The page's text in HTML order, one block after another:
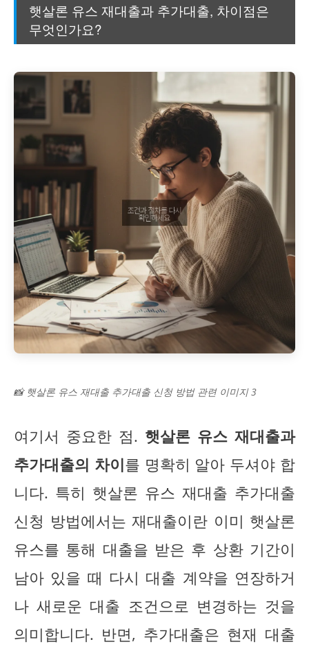
햇살론 유스 재대출과 추가대출, 차이점은
무엇인가요?
📸 햇살론 유스 재대출 추가대출 신청 방법 관련 이미지 3
여기서 중요한 점. 햇살론 유스 재대출과
추가대출의 차이를 명확히 알아 두셔야 합
니다. 특히 햇살론 유스 재대출 추가대출
신청 방법에서는 재대출이란 이미 햇살론
유스를 통해 대출을 받은 후 상환 기간이
남아 있을 때 다시 대출 계약을 연장하거
나 새로운 대출 조건으로 변경하는 것을
의미합니다. 반면, 추가대출은 현재 대출